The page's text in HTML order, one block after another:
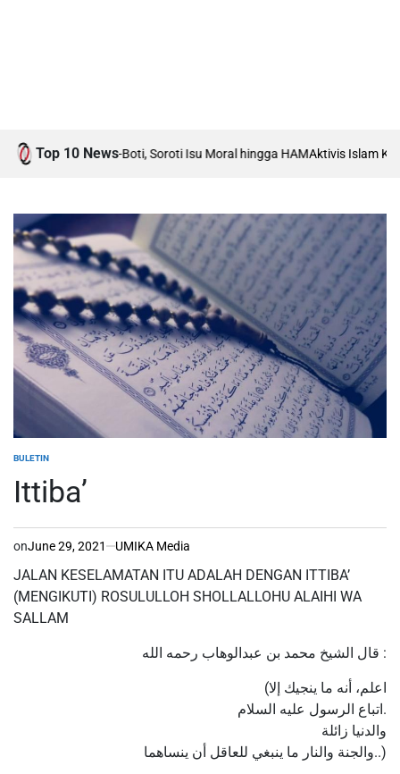
Top 10 News
Boti vs Anti-Boti, Soroti Isu Moral hingga HAMAktivis Islam
POSTED
BULETIN
Ittiba’
onJune 29, 2021 UMIKA Media
JALAN KESELAMATAN ITU ADALAH DENGAN ITTIBA’
(MENGIKUTI) ROSULULLOH SHOLLALLOHU ALAIHI WA
SALLAM
‏قال الشيخ محمد بن عبدالوهاب رحمه الله :
(اعلم، أنه ما ينجيك إلا
اتباع الرسول عليه السلام.
والدنيا زائلة
والجنة والنار ما ينبغي للعاقل أن ينساهما..)